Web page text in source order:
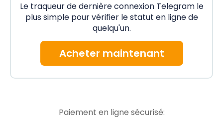
Le traqueur de dernière connexion Telegram le
plus simple pour vérifier le statut en ligne de
quelqu'un.
Acheter maintenant
Paiement en ligne sécurisé: